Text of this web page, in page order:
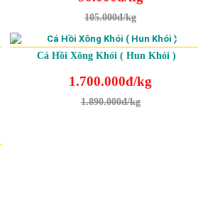
105.000đ/kg
Cá Hồi Xông Khói ( Hun Khói )
1.700.000đ/kg
1.890.000đ/kg
-10%